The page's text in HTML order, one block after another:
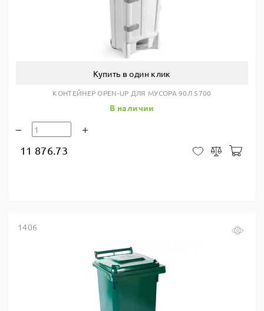
Купить в один клик
КОНТЕЙНЕР OPEN-UP ДЛЯ МУСОРА 90Л 5700
В наличии
11 876.73 В закладки
Сравнить
1406